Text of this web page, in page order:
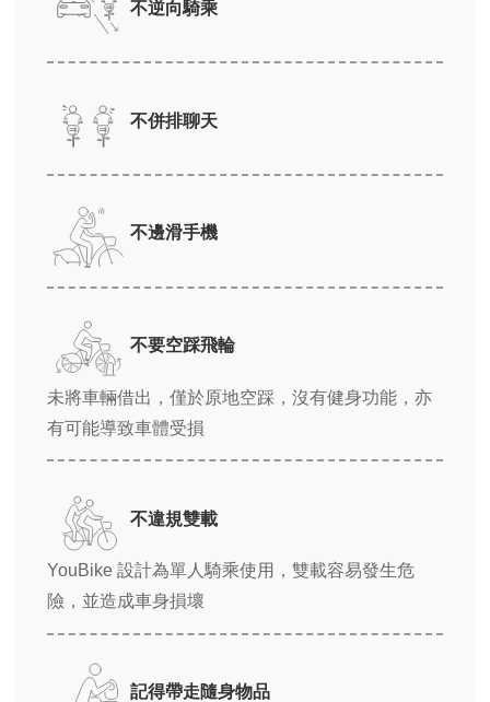
不逆向騎乘
不併排聊天
不邊滑手機
不要空踩飛輪
未將車輛借出，僅於原地空踩，沒有健身功能，亦
有可能導致車體受損
不違規雙載
YouBike 設計為單人騎乘使用，雙載容易發生危
險，並造成車身損壞
記得帶走隨身物品